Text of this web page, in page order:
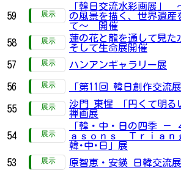
59
「韓日交流水彩画展」
の風景を描く、世界遺産
て～ 開催
58
蓮の花と龍を通して見た
そして生命展開催
57
ハンアンギャラリー展
56
「第11回 韓日創作交流展
55
沙門 東惺 「円くて明る
禅画展
54
「韓・中・日の四季 －
ａｓｏｎｓ Ｔｒｉａｎ
韓･中･日」展
53 原智恵・安鍈 日韓交流展